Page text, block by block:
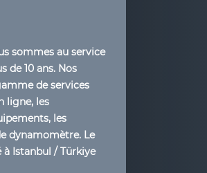
sommes au service
de 10 ans. Nos
de services
ligne, les
les
dynamomètre. Le
à Istanbul / Türkiye